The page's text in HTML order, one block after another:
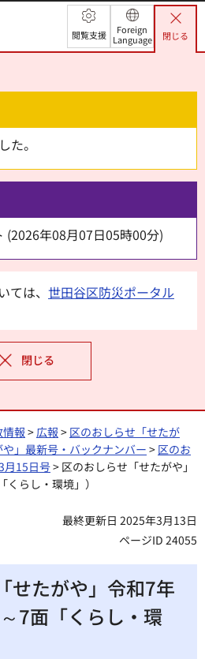
閲覧支援
Foreign
Language
閉じる
た。
(2026年08月07日05時00分)
ては、 世田谷区防災ポータル
閉じる
情報 >広報 > 区のおしらせ「せたが
」最新号・バックナンバー > 区のお
月15日号> 区のおしらせ「せたがや」
らし・環境」）
最終更新日 2025年3月13日
ページID 24055
せたがや」令和7年
7面「くらし・環